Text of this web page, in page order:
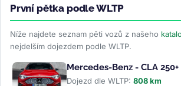
První pětka podle WLTP
Níže najdete seznam pěti vozů z našeho
nejdelším dojezdem podle WLTP.
Mercedes-Benz - CLA
Dojezd dle WLTP: 808 km